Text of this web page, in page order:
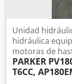
Unidad
hidráulica
motoras de
PARKER
T6CC,